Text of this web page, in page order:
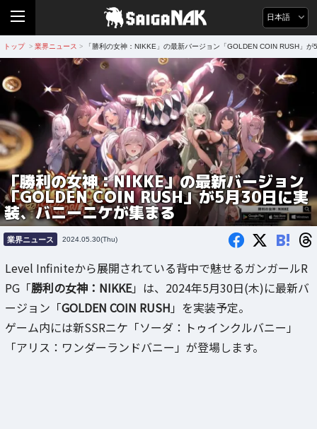
日本語
トップ > 業界ニュース > 「勝利の女神：NIKKE」の最新バージョン「GOLDEN COIN RUSH」
「勝利の女神：NIKKE」の最新バージョン
「GOLDEN COIN RUSH」が5月30日に実
装、バニーニケが集まる
業界ニュース 2024.05.30(Thu) B!
Level Infiniteから展開されている背中で魅せるガンガールR
PG「勝利の女神：NIKKE」は、2024年5月30日(木)に最新バ
ージョン「GOLDEN COIN RUSH 」を実装予定。
ゲーム内には新SSRニケ「ソーダ：トゥインクルバニー」
「アリス：ワンダーランドバニー」が登場します。